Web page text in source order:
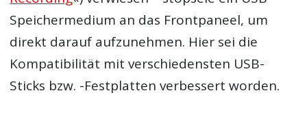
Speichermedium an das Frontpaneel, um
direkt darauf aufzunehmen. Hier sei die
Kompatibilität mit verschiedensten USB-
Sticks bzw. -Festplatten verbessert worden.